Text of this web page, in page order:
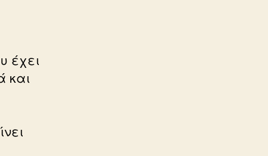
έχει
και